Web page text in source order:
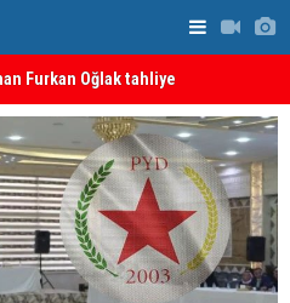
Furkan Oğlak tahliye